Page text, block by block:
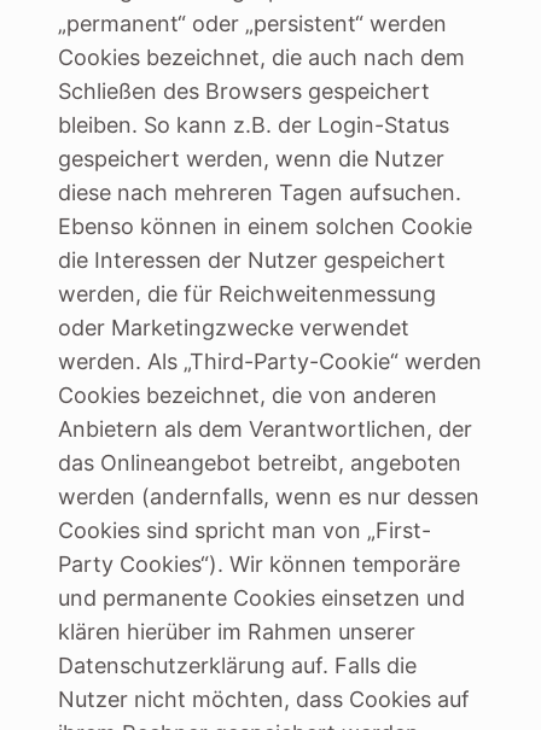
„permanent“ oder „persistent“ werden
Cookies bezeichnet, die auch nach dem
Schließen des Browsers gespeichert
bleiben. So kann z.B. der Login-Status
gespeichert werden, wenn die Nutzer
diese nach mehreren Tagen aufsuchen.
Ebenso können in einem solchen Cookie
die Interessen der Nutzer gespeichert
werden, die für Reichweitenmessung
oder Marketingzwecke verwendet
werden. Als „Third-Party-Cookie“ werden
Cookies bezeichnet, die von anderen
Anbietern als dem Verantwortlichen, der
das Onlineangebot betreibt, angeboten
werden (andernfalls, wenn es nur dessen
Cookies sind spricht man von „First-
Party Cookies“). Wir können temporäre
und permanente Cookies einsetzen und
klären hierüber im Rahmen unserer
Datenschutzerklärung auf. Falls die
Nutzer nicht möchten, dass Cookies auf